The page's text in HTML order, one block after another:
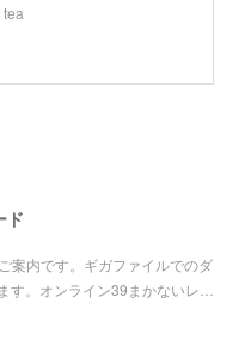
ド
案内です。ギガファイルでのダ
す。オンライン39まかないレ…